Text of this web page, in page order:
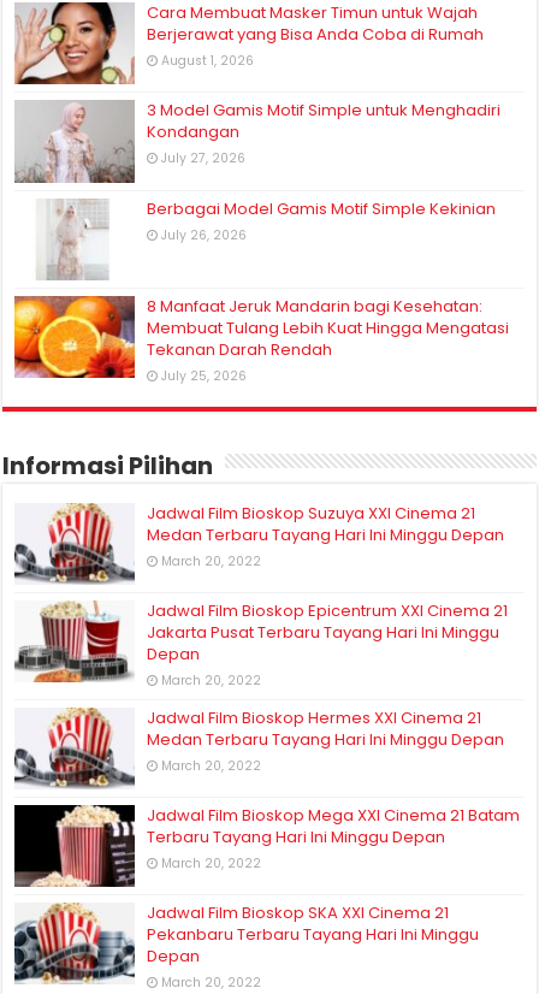
Cara Membuat Masker Timun untuk Wajah
Berjerawat yang Bisa Anda Coba di Rumah
August 1, 2026
3 Model Gamis Motif Simple untuk Menghadiri
Kondangan
July 27, 2026
Berbagai Model Gamis Motif Simple Kekinian
July 26, 2026
8 Manfaat Jeruk Mandarin bagi Kesehatan:
Membuat Tulang Lebih Kuat Hingga Mengatasi
Tekanan Darah Rendah
July 25, 2026
Informasi Pilihan
Jadwal Film Bioskop Suzuya XXI Cinema 21
Medan Terbaru Tayang Hari Ini Minggu Depan
March 20, 2022
Jadwal Film Bioskop Epicentrum XXI Cinema 21
Jakarta Pusat Terbaru Tayang Hari Ini Minggu
Depan
March 20, 2022
Jadwal Film Bioskop Hermes XXI Cinema 21
Medan Terbaru Tayang Hari Ini Minggu Depan
March 20, 2022
Jadwal Film Bioskop Mega XXI Cinema 21 Batam
Terbaru Tayang Hari Ini Minggu Depan
March 20, 2022
Jadwal Film Bioskop SKA XXI Cinema 21
Pekanbaru Terbaru Tayang Hari Ini Minggu
Depan
March 20, 2022